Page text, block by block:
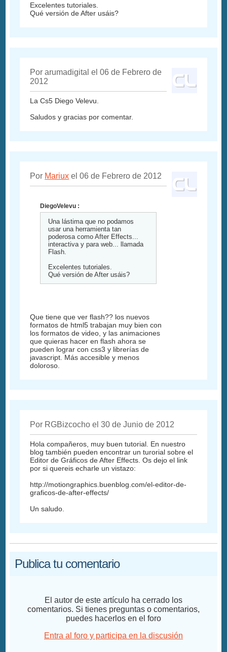
Excelentes tutoriales.
Qué versión de After usáis?
Por arumadigital el 06 de Febrero de
2012
La Cs5 Diego Velevu.
Saludos y gracias por comentar.
Por Mariux el 06 de Febrero de 2012
DiegoVelevu :
Una lástima que no podamos
usar una herramienta tan
poderosa como After Effects...
interactiva y para web... llamada
Flash.
Excelentes tutoriales.
Qué versión de After usáis?
Que tiene que ver flash?? los nuevos
formatos de html5 trabajan muy bien con
los formatos de video, y las animaciones
que quieras hacer en flash ahora se
pueden lograr con css3 y librerías de
javascript. Más accesible y menos
doloroso.
Por RGBizcocho el 30 de Junio de 2012
Hola compañeros, muy buen tutorial. En nuestro
blog también pueden encontrar un turorial sobre el
Editor de Gráficos de After Effects. Os dejo el link
por si quereis echarle un vistazo:
http://motiongraphics.buenblog.com/el-editor-de-
graficos-de-after-effects/
Un saludo.
Publica tu comentario
El autor de este artículo ha cerrado los
comentarios. Si tienes preguntas o comentarios,
puedes hacerlos en el foro
Entra al foro y participa en la discusión